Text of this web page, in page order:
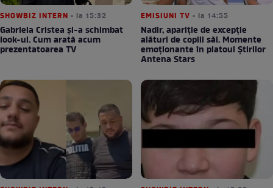
SHOWBIZ INTERN • la 15:32
Gabriela Cristea și-a schimbat
look-ul. Cum arată acum
prezentatoarea TV
EMISIUNI TV • la 14:55
Nadir, apariție de excepție
alături de copiii săi. Momente
emoționante în platoul Știrilor
Antena Stars